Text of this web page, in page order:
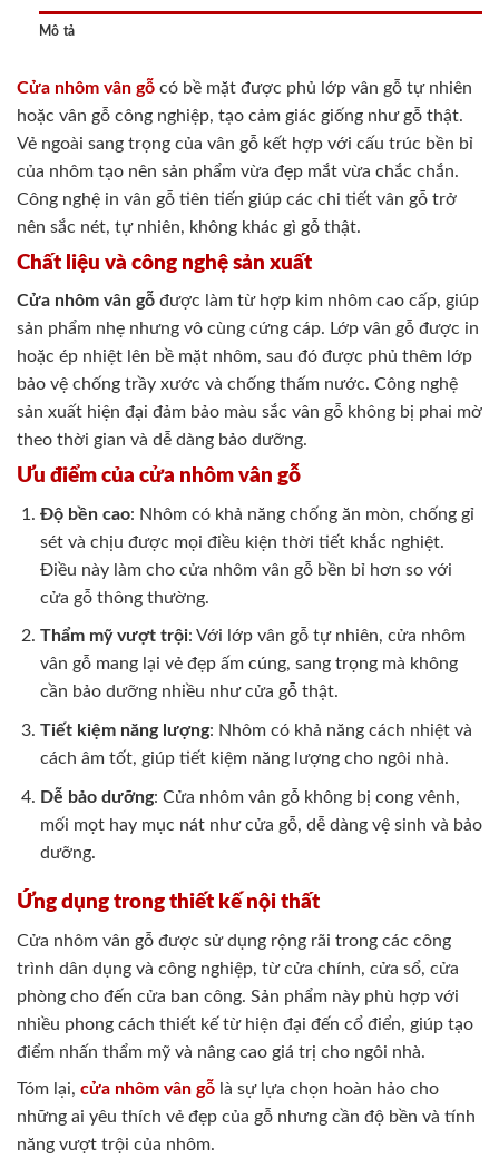
Mô tả
Cửa nhôm vân gỗ có bề mặt được phủ lớp vân gỗ tự nhiên
hoặc vân gỗ công nghiệp, tạo cảm giác giống như gỗ thật.
Vẻ ngoài sang trọng của vân gỗ kết hợp với cấu trúc bền bỉ
của nhôm tạo nên sản phẩm vừa đẹp mắt vừa chắc chắn.
Công nghệ in vân gỗ tiên tiến giúp các chi tiết vân gỗ trở
nên sắc nét, tự nhiên, không khác gì gỗ thật.
Chất liệu và công nghệ sản xuất
Cửa nhôm vân gỗ được làm từ hợp kim nhôm cao cấp, giúp
sản phẩm nhẹ nhưng vô cùng cứng cáp. Lớp vân gỗ được in
hoặc ép nhiệt lên bề mặt nhôm, sau đó được phủ thêm lớp
bảo vệ chống trầy xước và chống thấm nước. Công nghệ
sản xuất hiện đại đảm bảo màu sắc vân gỗ không bị phai mờ
theo thời gian và dễ dàng bảo dưỡng.
Ưu điểm của cửa nhôm vân gỗ
Độ bền cao: Nhôm có khả năng chống ăn mòn, chống gỉ
sét và chịu được mọi điều kiện thời tiết khắc nghiệt.
Điều này làm cho cửa nhôm vân gỗ bền bỉ hơn so với
cửa gỗ thông thường.
Thẩm mỹ vượt trội: Với lớp vân gỗ tự nhiên, cửa nhôm
vân gỗ mang lại vẻ đẹp ấm cúng, sang trọng mà không
cần bảo dưỡng nhiều như cửa gỗ thật.
Tiết kiệm năng lượng: Nhôm có khả năng cách nhiệt và
cách âm tốt, giúp tiết kiệm năng lượng cho ngôi nhà.
Dễ bảo dưỡng: Cửa nhôm vân gỗ không bị cong vênh,
mối mọt hay mục nát như cửa gỗ, dễ dàng vệ sinh và bảo
dưỡng.
Ứng dụng trong thiết kế nội thất
Cửa nhôm vân gỗ được sử dụng rộng rãi trong các công
trình dân dụng và công nghiệp, từ cửa chính, cửa sổ, cửa
phòng cho đến cửa ban công. Sản phẩm này phù hợp với
nhiều phong cách thiết kế từ hiện đại đến cổ điển, giúp tạo
điểm nhấn thẩm mỹ và nâng cao giá trị cho ngôi nhà.
Tóm lại, cửa nhôm vân gỗ là sự lựa chọn hoàn hảo cho
những ai yêu thích vẻ đẹp của gỗ nhưng cần độ bền và tính
năng vượt trội của nhôm.